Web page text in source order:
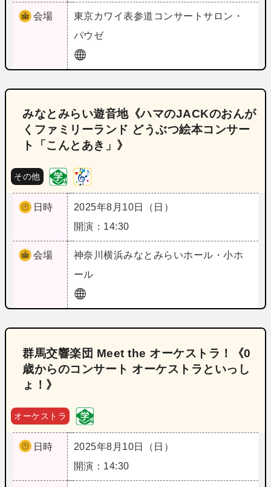
会場 東京カワイ表参道コンサートサロン・
パウゼ
みなとみらい遊音地《ハマのJACKのおんが
くファミリーランド どうぶつ絵本コンサー
ト「こんとあき」》
その他
日時
2025年8月10日（日）
開演：14:30
会場 神奈川横浜みなとみらいホール・小ホ
ール
群馬交響楽団 Meet the オーケストラ！《0
歳からのコンサート オーケストラといっし
ょ！》
オーケストラ
日時
2025年8月10日（日）
開演：14:30